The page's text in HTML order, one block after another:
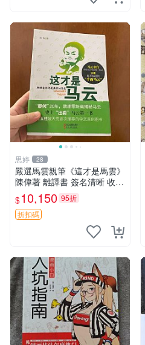
思婷 28
嚴選馬雲親筆《這才是馬雲》
陳偉著 離譯書 簽名清晰 收藏
推薦 離譯書 簽名本 陳偉著作
$10,150 95折
折扣碼